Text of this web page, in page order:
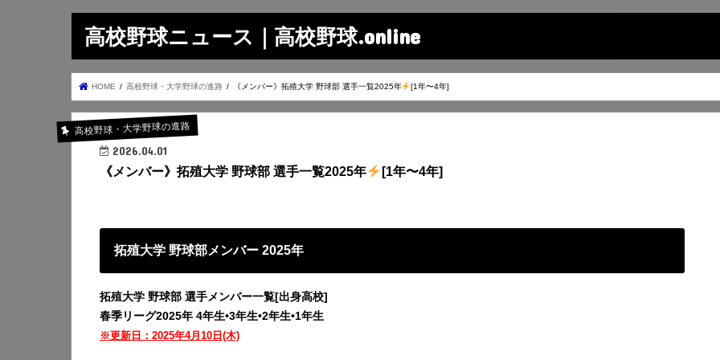
高校野球ニュース｜高校野球.online
HOME 高校野球・大学野球の進路 《メンバー》拓殖大学 野球部 選手一覧2025年 [1年〜4年]
高校野球・大学野球の進路
2026.04.01
《メンバー》拓殖大学 野球部 選手一覧2025年 [1年〜4年]
拓殖大学 野球部メンバー 2025年
拓殖大学 野球部 選手メンバー一覧[出身高校]
春季リーグ2025年 4年生•3年生•2年生•1年生
※更新日：2025年4月10日(木)